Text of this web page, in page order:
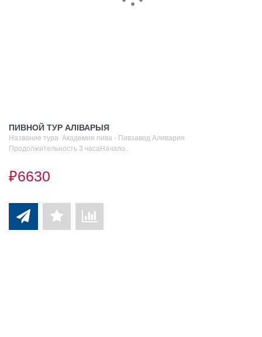
ПИВНОЙ ТУР АЛIВАРЫЯ
Название тура Академия пива - Пивзавод Аливария
Продолжительность 3 часаНачало..
₽6630